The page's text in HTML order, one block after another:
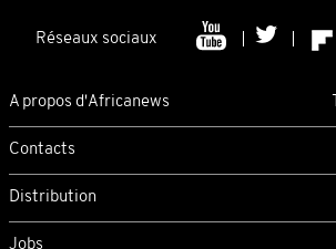
Réseaux sociaux
A propos d'Africanews
Contacts
Distribution
Jobs